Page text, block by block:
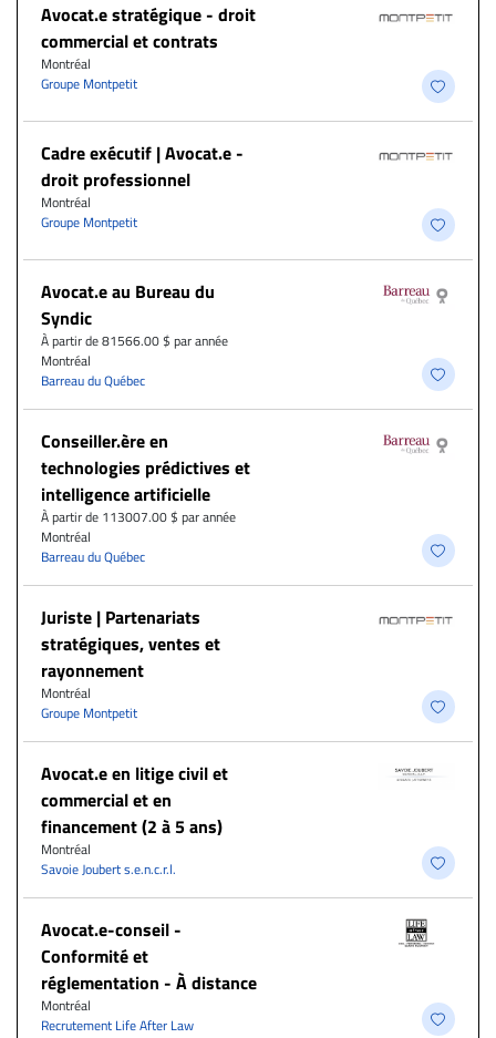
Avocat.e stratégique - droit
commercial et contrats
Montréal
Groupe Montpetit
Cadre exécutif | Avocat.e -
droit professionnel
Montréal
Groupe Montpetit
Avocat.e au Bureau du
Syndic
À partir de 81566.00 $ par année
Montréal
Barreau du Québec
Conseiller.ère en
technologies prédictives et
intelligence artificielle
À partir de 113007.00 $ par année
Montréal
Barreau du Québec
Juriste | Partenariats
stratégiques, ventes et
rayonnement
Montréal
Groupe Montpetit
Avocat.e en litige civil et
commercial et en
financement (2 à 5 ans)
Montréal
Savoie Joubert s.e.n.c.r.l.
​Avocat.e-conseil -
Conformité et
réglementation - À distance
Montréal
Recrutement Life After Law